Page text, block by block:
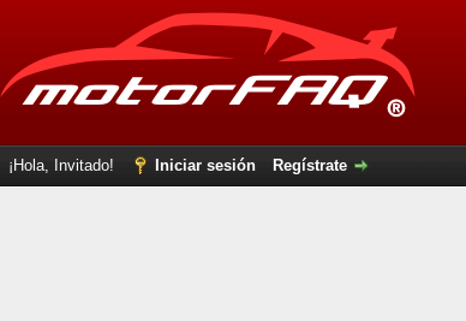
¡Hola, Invitado! Iniciar sesión Regístrate